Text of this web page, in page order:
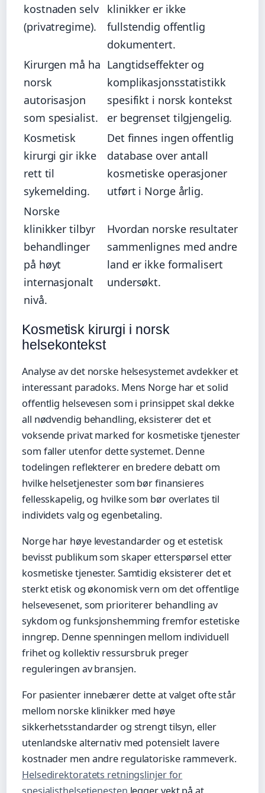
kostnaden selv
(privatregime).
klinikker er ikke
fullstendig offentlig
dokumentert.
Kirurgen må ha
norsk
autorisasjon
som spesialist.
Langtidseffekter og
komplikasjonsstatistikk
spesifikt i norsk kontekst
er begrenset tilgjengelig.
Kosmetisk
kirurgi gir ikke
rett til
sykemelding.
Det finnes ingen offentlig
database over antall
kosmetiske operasjoner
utført i Norge årlig.
Norske
klinikker tilbyr
behandlinger
på høyt
internasjonalt
nivå.
Hvordan norske resultater
sammenlignes med andre
land er ikke formalisert
undersøkt.
Kosmetisk kirurgi i norsk
helsekontekst
Analyse av det norske helsesystemet avdekker et
interessant paradoks. Mens Norge har et solid
offentlig helsevesen som i prinsippet skal dekke
all nødvendig behandling, eksisterer det et
voksende privat marked for kosmetiske tjenester
som faller utenfor dette systemet. Denne
todelingen reflekterer en bredere debatt om
hvilke helsetjenester som bør finansieres
fellesskapelig, og hvilke som bør overlates til
individets valg og egenbetaling.
Norge har høye levestandarder og et estetisk
bevisst publikum som skaper etterspørsel etter
kosmetiske tjenester. Samtidig eksisterer det et
sterkt etisk og økonomisk vern om det offentlige
helsevesenet, som prioriterer behandling av
sykdom og funksjonshemming fremfor estetiske
inngrep. Denne spenningen mellom individuell
frihet og kollektiv ressursbruk preger
reguleringen av bransjen.
For pasienter innebærer dette at valget ofte står
mellom norske klinikker med høye
sikkerhetsstandarder og strengt tilsyn, eller
utenlandske alternativ med potensielt lavere
kostnader men andre regulatoriske rammeverk.
Helsedirektoratets retningslinjer for